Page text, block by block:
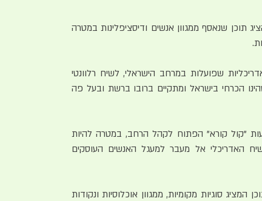
תוכן שנאסף ממגוון אנשים ודיסציפלינות במטרה
שפועלות במרחב הישראלי, לשיח רלוונטי
הכרחי בישראל ומתקיים ברובו ברשת ובעל פה
"קול קורא" הפתוח לקהל הרחב, במטרה להיות
האדריכלי אל מעבר למעגל האנשים העוסקים
סוגיות מקומיות, ממגוון אוכלוסיות ונקודות